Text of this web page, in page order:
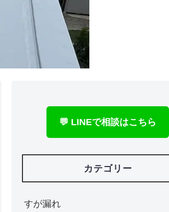
💬 LINEで相談はこちら
カテゴリー
すが漏れ